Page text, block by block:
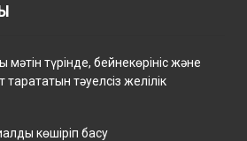
мәтін түрінде, бейнекөрініс және
тәуелсіз желілік
көшіріп басу